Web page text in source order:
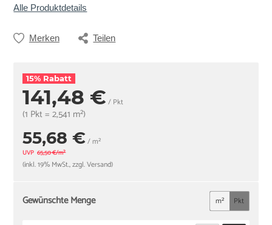
Alle Produktdetails
Merken Teilen
15% Rabatt
141,48 € / Pkt
(1 Pkt = 2,541 m²)
55,68 €/ m²
UVP 65,50 €/m²
(inkl. 19% MwSt., zzgl. Versand)
Gewünschte Menge m² Pkt